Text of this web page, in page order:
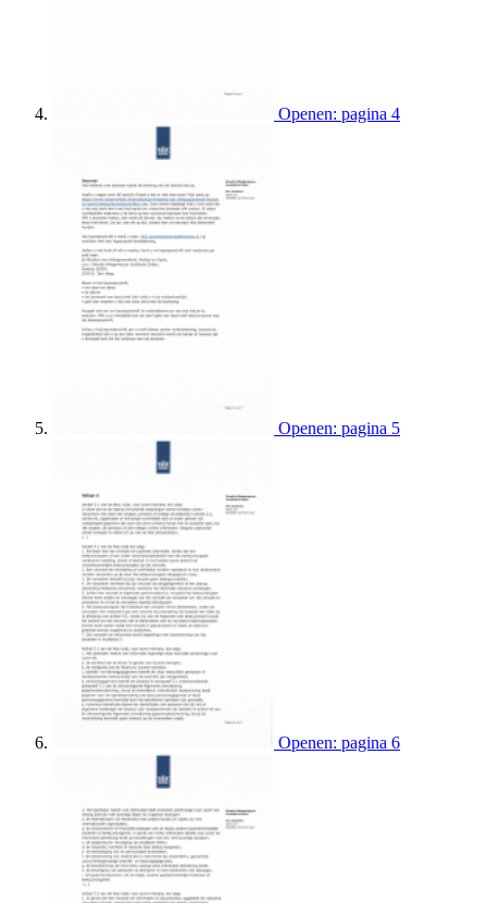
Openen: pagina 4
Openen: pagina 5
Openen: pagina 6